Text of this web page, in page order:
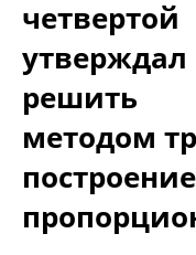
решить
методом